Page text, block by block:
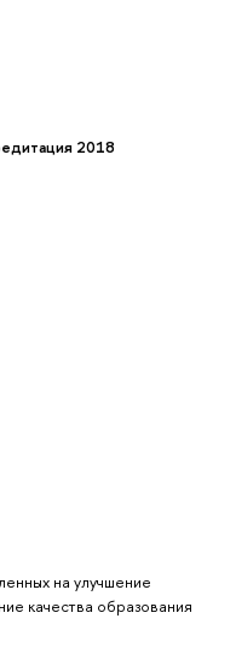
2018
на улучшение
качества образования